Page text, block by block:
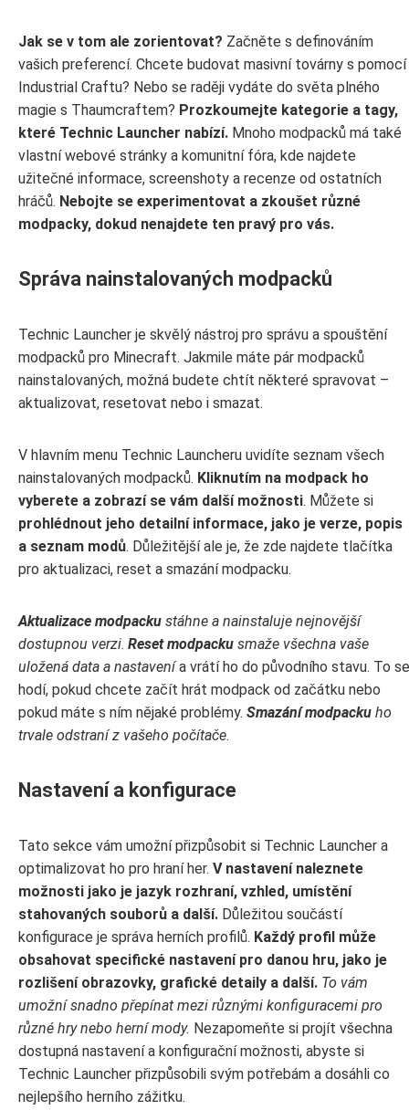
Jak se v tom ale zorientovat? Začněte s definováním
vašich preferencí. Chcete budovat masivní továrny s pomocí
Industrial Craftu? Nebo se raději vydáte do světa plného
magie s Thaumcraftem? Prozkoumejte kategorie a tagy,
které Technic Launcher nabízí. Mnoho modpacků má také
vlastní webové stránky a komunitní fóra, kde najdete
užitečné informace, screenshoty a recenze od ostatních
hráčů. Nebojte se experimentovat a zkoušet různé
modpacky, dokud nenajdete ten pravý pro vás.
Správa nainstalovaných modpacků
Technic Launcher je skvělý nástroj pro správu a spouštění
modpacků pro Minecraft. Jakmile máte pár modpacků
nainstalovaných, možná budete chtít některé spravovat –
aktualizovat, resetovat nebo i smazat.
V hlavním menu Technic Launcheru uvidíte seznam všech
nainstalovaných modpacků. Kliknutím na modpack ho
vyberete a zobrazí se vám další možnosti. Můžete si
prohlédnout jeho detailní informace, jako je verze, popis
a seznam modů. Důležitější ale je, že zde najdete tlačítka
pro aktualizaci, reset a smazání modpacku.
Aktualizace modpacku stáhne a nainstaluje nejnovější
dostupnou verzi. Reset modpacku smaže všechna vaše
uložená data a nastavenía vrátí ho do původního stavu. To se
hodí, pokud chcete začít hrát modpack od začátku nebo
pokud máte s ním nějaké problémy. Smazání modpacku ho
trvale odstraní z vašeho počítače.
Nastavení a konfigurace
Tato sekce vám umožní přizpůsobit si Technic Launcher a
optimalizovat ho pro hraní her. V nastavení naleznete
možnosti jako je jazyk rozhraní, vzhled, umístění
stahovaných souborů a další. Důležitou součástí
konfigurace je správa herních profilů. Každý profil může
obsahovat specifické nastavení pro danou hru, jako je
rozlišení obrazovky, grafické detaily a další. To vám
umožní snadno přepínat mezi různými konfiguracemi pro
různé hry nebo herní mody. Nezapomeňte si projít všechna
dostupná nastavení a konfigurační možnosti, abyste si
Technic Launcher přizpůsobili svým potřebám a dosáhli co
nejlepšího herního zážitku.